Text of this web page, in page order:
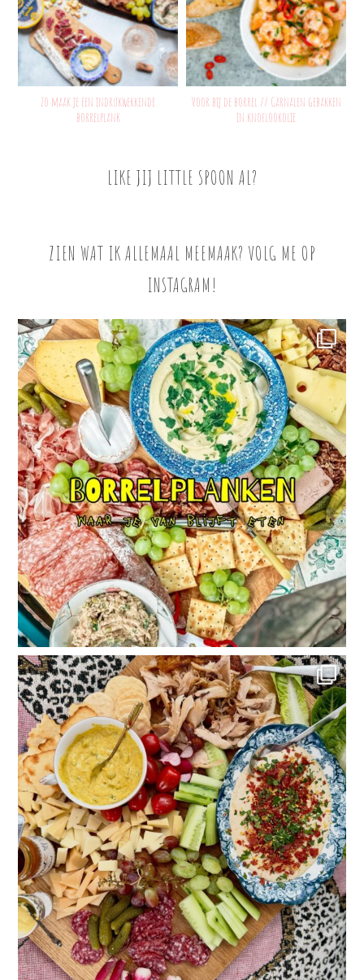
Zo maak je een indrukwekkende
borrelplank
Voor bij de borrel // Garnalen gebakken
in knoflookolie
LIKE JIJ LITTLE SPOON AL?
ZIEN WAT IK ALLEMAAL MEEMAAK? VOLG ME OP
INSTAGRAM!